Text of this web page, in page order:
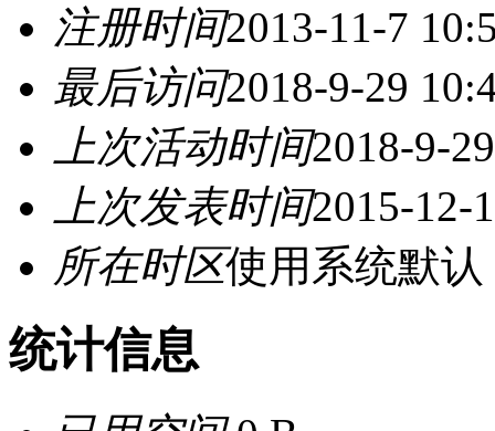
注册时间2013-11-7
最后访问2018-9-29
上次活动时间2018-9-
上次发表时间2015-12-
所在时区使用系统默认
统计信息